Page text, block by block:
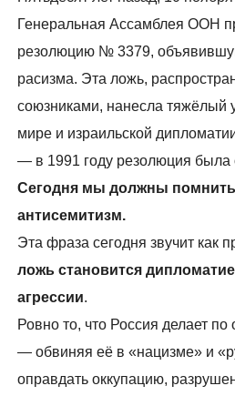
Генеральная Ассамблея ООН
резолюцию № 3379,
расизма. Эта ложь,
союзниками, нанесла тяжёлый
мире и израильской
— в 1991 году резолюция была
Сегодня мы должны
антисемитизм.
Эта фраза сегодня звучит как
ложь становится
агрессии.
Ровно то, что Россия делает
— обвиняя её в «нацизме» и
оправдать оккупацию,